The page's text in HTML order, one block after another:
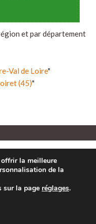
et par département
Val de Loire"
(45)"
golf
Contactez-nous
vos questions :
la meilleure
de la
sur la page réglages.